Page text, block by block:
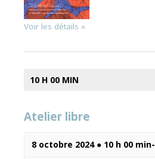
Voir les détails »
10 H 00 MIN
Atelier libre
8 octobre 2024 ● 10 h 00 min-